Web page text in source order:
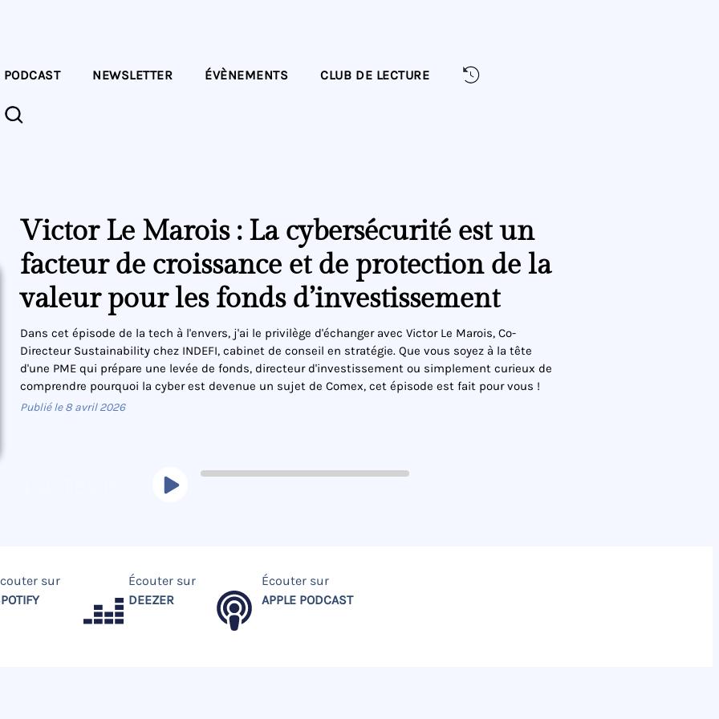
PODCAST NEWSLETTER ÉVÈNEMENTS CLUB DE LECTURE
Victor Le Marois : La cybersécurité est un
facteur de croissance et de protection de la
valeur pour les fonds d’investissement
Dans cet épisode de la tech à l'envers, j'ai le privilège d'échanger avec Victor Le Marois, Co-
Directeur Sustainability chez INDEFI, cabinet de conseil en stratégie. Que vous soyez à la tête
d'une PME qui prépare une levée de fonds, directeur d'investissement ou simplement curieux de
comprendre pourquoi la cyber est devenue un sujet de Comex, cet épisode est fait pour vous !
Publié le8 avril 2026
sur
Écouter sur
DEEZER
Écouter sur
APPLE PODCAST